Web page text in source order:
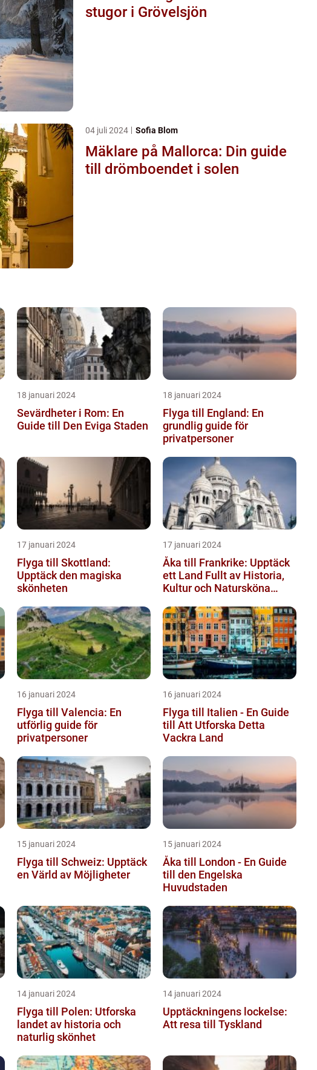
stugor i Grövelsjön
04 juli 2024 Sofia Blom
Mäklare på Mallorca: Din guide
till drömboendet i solen
18 januari 2024
Sevärdheter i Rom: En
Guide till Den Eviga Staden
18 januari 2024
Flyga till England: En
grundlig guide för
privatpersoner
17 januari 2024
Flyga till Skottland:
Upptäck den magiska
skönheten
17 januari 2024
Åka till Frankrike: Upptäck
ett Land Fullt av Historia,
Kultur och Natursköna
16 januari 2024
Flyga till Valencia: En
utförlig guide för
privatpersoner
16 januari 2024
Flyga till Italien - En Guide
till Att Utforska Detta
Vackra Land
15 januari 2024
Flyga till Schweiz: Upptäck
en Värld av Möjligheter
15 januari 2024
Åka till London - En Guide
till den Engelska
Huvudstaden
14 januari 2024
Flyga till Polen: Utforska
landet av historia och
naturlig skönhet
14 januari 2024
Upptäckningens lockelse:
Att resa till Tyskland